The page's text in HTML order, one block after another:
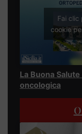
Fai clic
cookie
La Buona
oncologica